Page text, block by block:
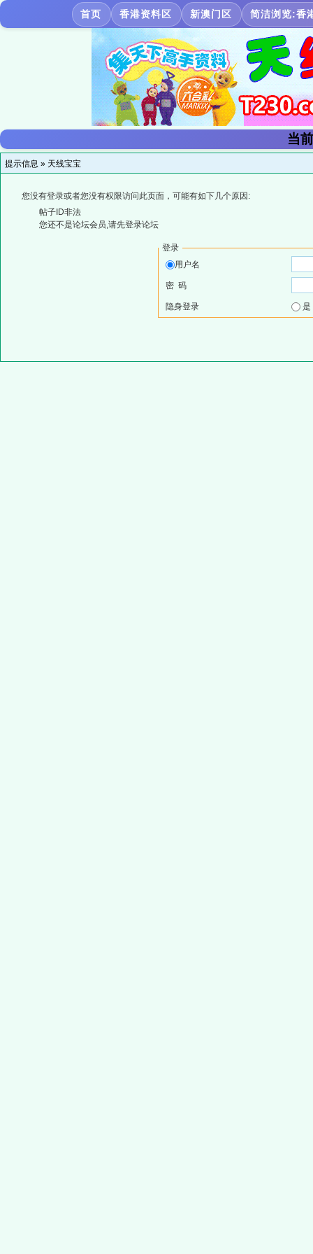
首页 香港资料区 新澳门区 简洁浏览:香
当
提示信息 » 天线宝宝
您没有登录或者您没有权限访问此页面，可能有如下几个原因:
帖子ID非法
您还不是论坛会员,请先登录论坛
登录
用户名
密 码
隐身登录